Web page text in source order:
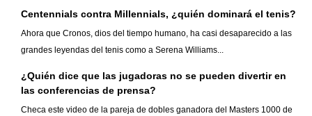
Centennials contra Millennials, ¿quién dominará el tenis?
Ahora que Cronos, dios del tiempo humano, ha casi desaparecido a las
grandes leyendas del tenis como a Serena Williams...
¿Quién dice que las jugadoras no se pueden divertir en
las conferencias de prensa?
Checa este video de la pareja de dobles ganadora del Masters 1000 de